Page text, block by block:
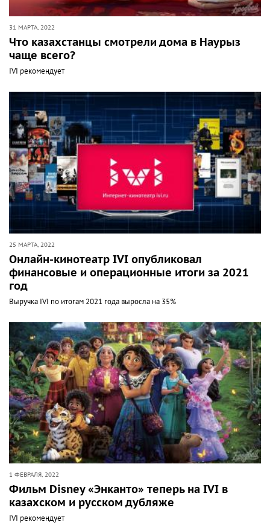
31 МАРТА, 2022
Что казахстанцы смотрели дома в Наурыз
чаще всего?
IVI рекомендует
25 МАРТА, 2022
Онлайн-кинотеатр IVI опубликовал
финансовые и операционные итоги за 2021
год
Выручка IVI по итогам 2021 года выросла на 35%
1 ФЕВРАЛЯ, 2022
Фильм Disney «Энканто» теперь на IVI в
казахском и русском дубляже
IVI рекомендует